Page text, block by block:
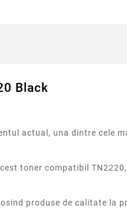
Black
actual, una dintre cele
toner compatibil
produse de calitate la